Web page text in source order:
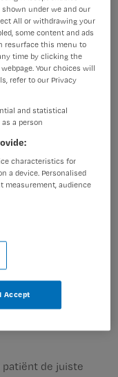
tussen de
jij Als
bij aan de
patiënt de juiste
under we and our
All or withdrawing your
some content and ads
resurface this menu to
time by clicking the
Your choices will
refer to our Privacy
and statistical
a person
characteristics for
a device. Personalised
measurement, audience
I Accept